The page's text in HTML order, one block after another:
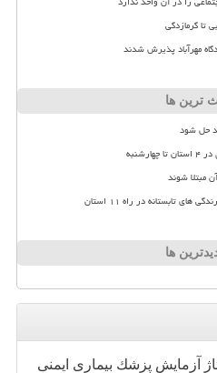
تا گرمازدگی
ترین ها
مبتلا شوند
ها
آزمایش پزشك بیماری ایمنی